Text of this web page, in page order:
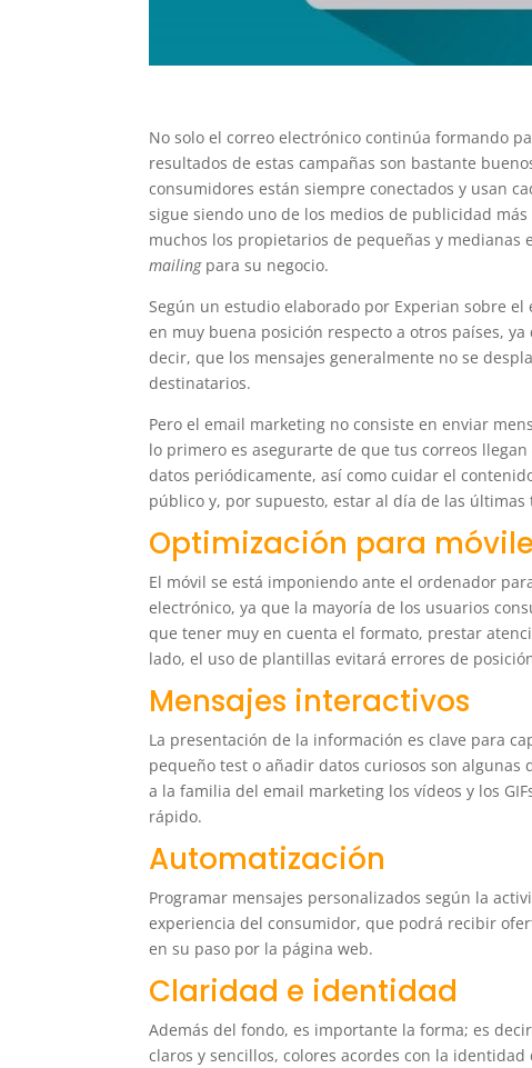
No solo el correo electrónico continúa formando
resultados de estas campañas son bastante
consumidores están siempre conectados y usan
sigue siendo uno de los medios de publicidad
muchos los propietarios de pequeñas y
mailingpara su negocio.
Según un estudio elaborado por Experian sobre
en muy buena posición respecto a otros países,
decir, que los mensajes generalmente no se
destinatarios.
Pero el email marketing no consiste en enviar
lo primero es asegurarte de que tus correos
datos periódicamente, así como cuidar el
público y, por supuesto, estar al día de las
Optimización para
El móvil se está imponiendo ante el ordenador
electrónico, ya que la mayoría de los usuarios
que tener muy en cuenta el formato, prestar
lado, el uso de plantillas evitará errores de
Mensajes interactivos
La presentación de la información es clave para
pequeño test o añadir datos curiosos son algunas
a la familia del email marketing los vídeos y los
rápido.
Automatización
Programar mensajes personalizados según la
experiencia del consumidor, que podrá recibir
en su paso por la página web.
Claridad e identidad
Además del fondo, es importante la forma; es
claros y sencillos, colores acordes con la